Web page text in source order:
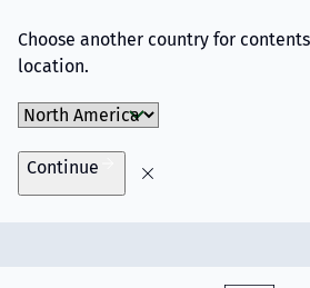
Choose another country for
location.
Choose Market
Continue